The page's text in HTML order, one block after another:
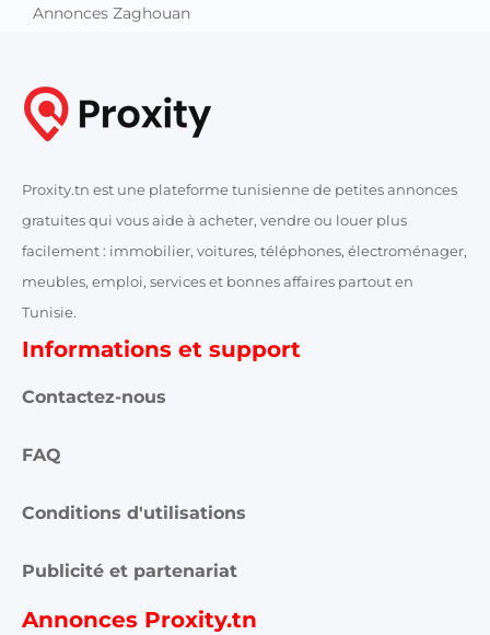
Annonces Zaghouan
Proxity.tn est une plateforme tunisienne de petites annonces
gratuites qui vous aide à acheter, vendre ou louer plus
facilement : immobilier, voitures, téléphones, électroménager,
meubles, emploi, services et bonnes affaires partout en
Tunisie.
Informations et support
Contactez-nous
FAQ
Conditions d'utilisations
Publicité et partenariat
Annonces Proxity.tn